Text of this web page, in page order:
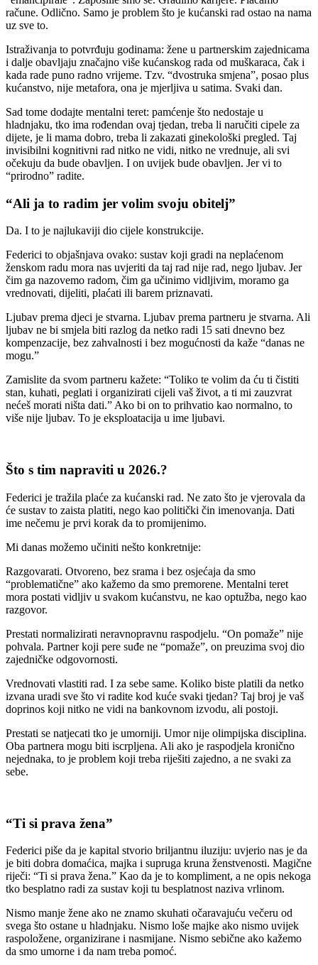
račune. Odlično. Samo je problem što je kućanski rad ostao na nama
uz sve to.
Istraživanja to potvrđuju godinama: žene u partnerskim zajednicama
i dalje obavljaju značajno više kućanskog rada od muškaraca, čak i
kada rade puno radno vrijeme. Tzv. “dvostruka smjena”, posao plus
kućanstvo, nije metafora, ona je mjerljiva u satima. Svaki dan.
Sad tome dodajte mentalni teret: pamćenje što nedostaje u
hladnjaku, tko ima rođendan ovaj tjedan, treba li naručiti cipele za
dijete, je li mama dobro, treba li zakazati ginekološki pregled. Taj
invisibilni kognitivni rad nitko ne vidi, nitko ne vrednuje, ali svi
očekuju da bude obavljen. I on uvijek bude obavljen. Jer vi to
“prirodno” radite.
“Ali ja to radim jer volim svoju obitelj”
Da. I to je najlukaviji dio cijele konstrukcije.
Federici to objašnjava ovako: sustav koji gradi na neplaćenom
ženskom radu mora nas uvjeriti da taj rad nije rad, nego ljubav. Jer
čim ga nazovemo radom, čim ga učinimo vidljivim, moramo ga
vrednovati, dijeliti, plaćati ili barem priznavati.
Ljubav prema djeci je stvarna. Ljubav prema partneru je stvarna. Ali
ljubav ne bi smjela biti razlog da netko radi 15 sati dnevno bez
kompenzacije, bez zahvalnosti i bez mogućnosti da kaže “danas ne
mogu.”
Zamislite da svom partneru kažete: “Toliko te volim da ću ti čistiti
stan, kuhati, peglati i organizirati cijeli vaš život, a ti mi zauzvrat
nećeš morati ništa dati.” Ako bi on to prihvatio kao normalno, to
više nije ljubav. To je eksploatacija u ime ljubavi.
Što s tim napraviti u 2026.?
Federici je tražila plaće za kućanski rad. Ne zato što je vjerovala da
će sustav to zaista platiti, nego kao politički čin imenovanja. Dati
ime nečemu je prvi korak da to promijenimo.
Mi danas možemo učiniti nešto konkretnije:
Razgovarati. Otvoreno, bez srama i bez osjećaja da smo
“problematične” ako kažemo da smo premorene. Mentalni teret
mora postati vidljiv u svakom kućanstvu, ne kao optužba, nego kao
razgovor.
Prestati normalizirati neravnopravnu raspodjelu. “On pomaže” nije
pohvala. Partner koji pere suđe ne “pomaže”, on preuzima svoj dio
zajedničke odgovornosti.
Vrednovati vlastiti rad. I za sebe same. Koliko biste platili da netko
izvana uradi sve što vi radite kod kuće svaki tjedan? Taj broj je vaš
doprinos koji nitko ne vidi na bankovnom izvodu, ali postoji.
Prestati se natjecati tko je umorniji. Umor nije olimpijska disciplina.
Oba partnera mogu biti iscrpljena. Ali ako je raspodjela kronično
nejednaka, to je problem koji treba riješiti zajedno, a ne svaki za
sebe.
“Ti si prava žena”
Federici piše da je kapital stvorio briljantnu iluziju: uvjerio nas je da
je biti dobra domaćica, majka i supruga kruna ženstvenosti. Magične
riječi: “Ti si prava žena.” Kao da je to kompliment, a ne opis nekoga
tko besplatno radi za sustav koji tu besplatnost naziva vrlinom.
Nismo manje žene ako ne znamo skuhati očaravajuću večeru od
svega što ostane u hladnjaku. Nismo loše majke ako nismo uvijek
raspoložene, organizirane i nasmijane. Nismo sebične ako kažemo
da smo umorne i da nam treba pomoć.